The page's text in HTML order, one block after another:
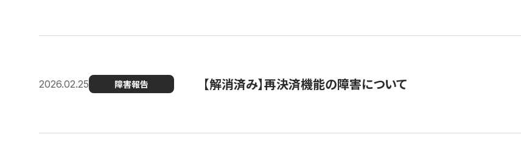
2026.02.25 障害報告 【解消済み】再決済機能の障害について